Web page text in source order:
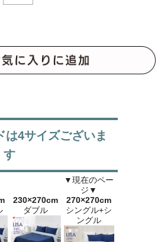
は4サイズございま
す
230×270cm
ダブル
▼現在のペー
ジ▼
270×270cm
シングル+シ
ングル